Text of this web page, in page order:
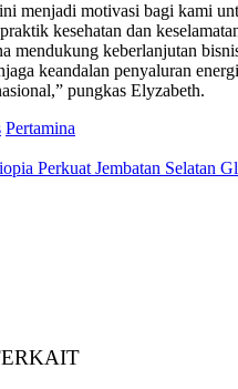
menjadi motivasi bagi kami
kesehatan dan
mendukung keberlanjutan
keandalan penyaluran
pungkas Elyzabeth.
Pertamina
Perkuat Jembatan Selatan